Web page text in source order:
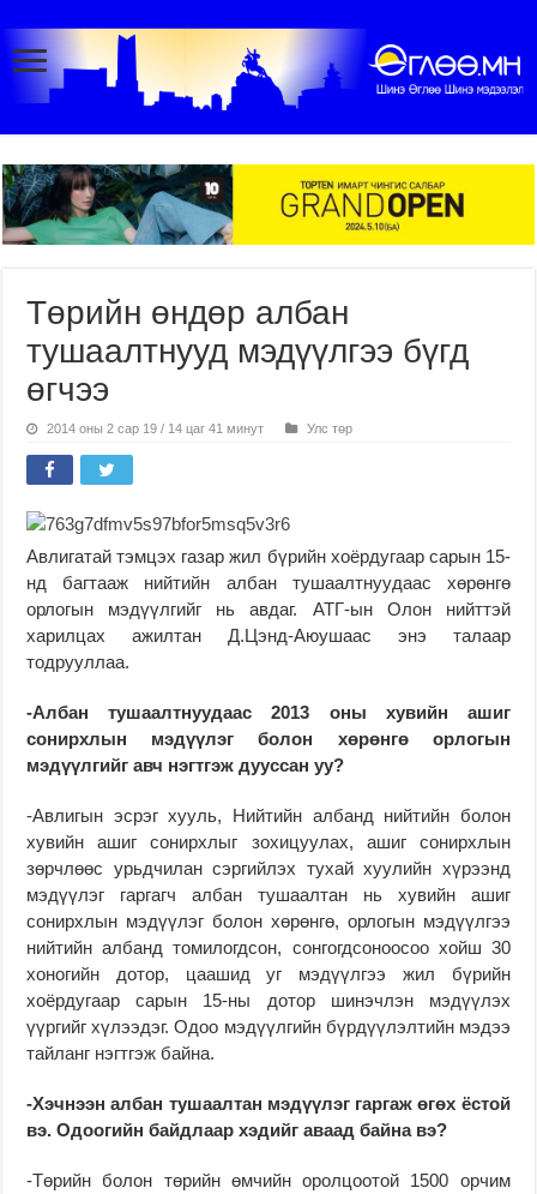
Төрийн өндөр албан
тушаалтнууд мэдүүлгээ бүгд
өгчээ
2014 оны 2 сар 19 / 14 цаг 41 минут Улс төр
Авлигатай тэмцэх газар жил бүрийн хоёрдугаар сарын 15-
нд багтааж нийтийн албан тушаалтнуудаас хөрөнгө
орлогын мэдүүлгийг нь авдаг. АТГ-ын Олон нийттэй
харилцах ажилтан Д.Цэнд-Аюушаас энэ талаар
тодрууллаа.
-Албан тушаалтнуудаас 2013 оны хувийн ашиг
сонирхлын мэдүүлэг болон хөрөнгө орлогын
мэдүүлгийг авч нэгтгэж дууссан уу?
-Авлигын эсрэг хууль, Нийтийн албанд нийтийн болон
хувийн ашиг сонирхлыг зохицуулах, ашиг сонирхлын
зөрчлөөс урьдчилан сэргийлэх тухай хуулийн хүрээнд
мэдүүлэг гаргагч албан тушаалтан нь хувийн ашиг
сонирхлын мэдүүлэг болон хөрөнгө, орлогын мэдүүлгээ
нийтийн албанд томилогдсон, сонгогдсоноосоо хойш 30
хоногийн дотор, цаашид уг мэдүүлгээ жил бүрийн
хоёрдугаар сарын 15-ны дотор шинэчлэн мэдүүлэх
үүргийг хүлээдэг. Одоо мэдүүлгийн бүрдүүлэлтийн мэдээ
тайланг нэгтгэж байна.
-Хэчнээн албан тушаалтан мэдүүлэг гаргаж өгөх ёстой
вэ. Одоогийн байдлаар хэдийг аваад байна вэ?
-Төрийн болон төрийн өмчийн оролцоотой 1500 орчим